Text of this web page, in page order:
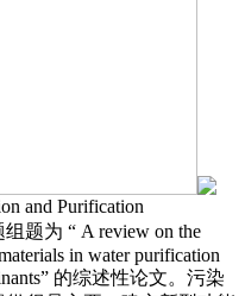
and Purification
题为 “ A review on the
in water purification
的综述性论文。污染